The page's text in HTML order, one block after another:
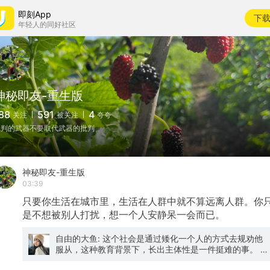
即刻App
年轻人的同好社区
下载
秘即友-重生版
关注 591 被关注 4 夸夸
的武器不要取代武器的批判
神秘即友-重生版
03:39
只要你生活在城市里，生活在人群中就不算远离人群。你
是不想被别人打扰，想一个人安静呆一会而已。
自由的大鱼: 这个社会是通过矮化一个人的方式去规劝他
服从，这种教育背景下，长出主体性是一件挺难的事。 比